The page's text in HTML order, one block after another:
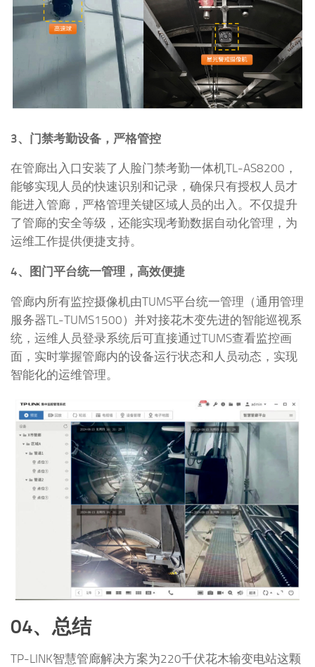
3、门禁考勤设备，严格管控
在管廊出入口安装了人脸门禁考勤一体机TL-AS8200，
能够实现人员的快速识别和记录，确保只有授权人员才
能进入管廊，严格管理关键区域人员的出入。不仅提升
了管廊的安全等级，还能实现考勤数据自动化管理，为
运维工作提供便捷支持。
4、图门平台统一管理，高效便捷
管廊内所有监控摄像机由TUMS平台统一管理（通用管理
服务器TL-TUMS1500）并对接花木变先进的智能巡视系
统，运维人员登录系统后可直接通过TUMS查看监控画
面，实时掌握管廊内的设备运行状态和人员动态，实现
智能化的运维管理。
04、总结
TP-LINK智慧管廊解决方案为220千伏花木输变电站这颗